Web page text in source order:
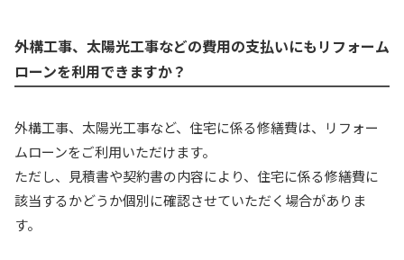
外構工事、太陽光工事などの費用の支払いにもリフォーム
ローンを利用できますか？
外構工事、太陽光工事など、住宅に係る修繕費は、リフォー
ムローンをご利用いただけます。
ただし、見積書や契約書の内容により、住宅に係る修繕費に
該当するかどうか個別に確認させていただく場合がありま
す。